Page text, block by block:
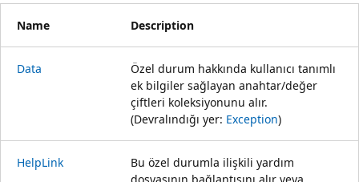
Name Description
Data
Özel durum hakkında kullanıcı tanımlı
ek bilgiler sağlayan anahtar/değer
çiftleri koleksiyonunu alır.
(Devralındığı yer: Exception)
HelpLink
Bu özel durumla ilişkili yardım
dosyasının bağlantısını alır veya